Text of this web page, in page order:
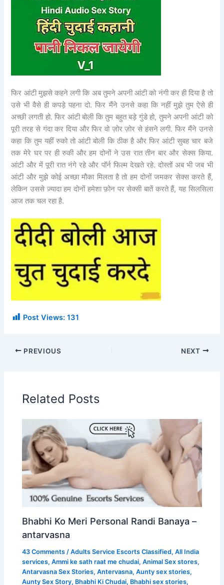
फिर आंटी मुझसे कहने लगी कि अब तुमने अपनी आंटी को नंगी कर ही दिया है तो
उसे भी वैसे ही कपड़े पहना दो. फिर मैंने उनसे कहा कि नहीं मुझे तुम ऐसे ही
अच्छी लगती हो. फिर आंटी बोली कि तुम बहुत बड़े गुंडे हो, तुमने अपनी आंटी को
पूरी तरह से गंदा कर दिया और फिर वो ज़ोर ज़ोर से हंसने लगी. फिर मैंने उनसे
कहा कि तुम यहीं रुको तो आंटी बोली कि ठीक है और फिर आंटी सुबह चार बजे
तक मेरे घर पर ही रुकी और हम दोनों ने उस रात तीन बार और सेक्स किया.
आंटी और में पूरी रात नंगे रहे और पॉर्न फिल्म देखते रहे. दोस्तों अब भी जब भी
आंटी और मुझे कोई अच्छा मौका मिलता है तो हम दोनों जमकर सेक्स करते हैं,
लेकिन उससे ज़्यादा हम दोनों हमेशा फ़ोन पर सेक्सी बातें करते हैं, यह सिलसिला
आज तक चल रहा है.
Post Views: 131
PREVIOUS NEXT
Related Posts
Bhabhi Ko Meri Personal Randi Banaya –
antarvasna
43 Comments /Adults Service Escorts Classified,All India
services,Ammi ke sath raat me chudai,Animal Sex stores,
Antarvasna Sex Stories,Antervasna,Aunty sex stories,
Aunty Sex Story, Bhabhi Ki Chudai, Bhabhi sex stories,